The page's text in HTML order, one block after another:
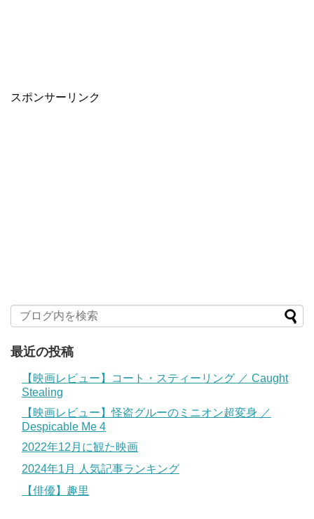
スポンサーリンク
最近の投稿
【映画レビュー】コート・スティーリング ／ Caught
Stealing
【映画レビュー】怪盗グルーのミニオン超変身 ／
Despicable Me 4
2022年12月に観た映画
2024年1月 人気記事ランキング
【俳優】趣里